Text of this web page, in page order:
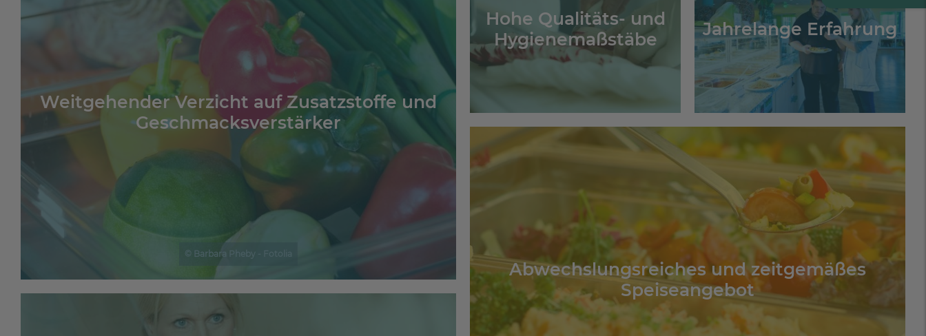
© Barbara Pheby - Fotolia
Weitgehender Verzicht auf Zusatzstoffe und
Geschmacksverstärker
Hohe Qualitäts- und
Hygienemaßstäbe
Jahrelange Erfahrung
Abwechslungsreiches und zeitgemäßes
Speiseangebot